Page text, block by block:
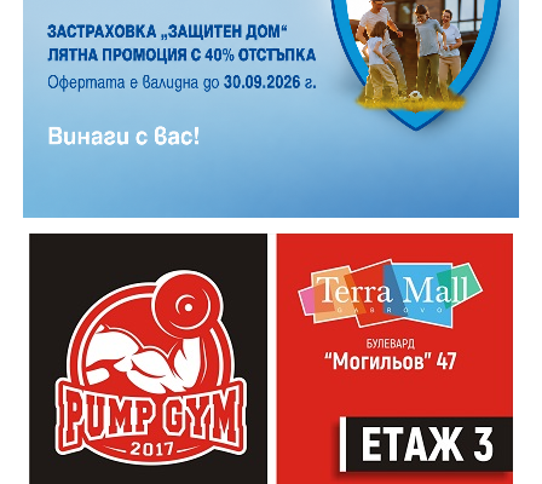
друга, обсъди заглавия и автори с други читатели
20:00ч. Концерт на група МОЛЕЦ, GoGo,
Zov&Vakavliev, Toria
21:30ч. Коктейли и музика
които свират на китара, да се включат – независимо
от професионалното им ниво. Събитието е различно
– то не е концерт, а споделено преживяване, в което
всеки участва по свой начин. Няма сцена или
официална програма, няма предварително обявени
изпълнители и разделение между публика и
артисти. Всеки е добре дошъл да пее, свири или
просто да преживее звездопад, изпълнен с музика,
падащи звезди и желания.